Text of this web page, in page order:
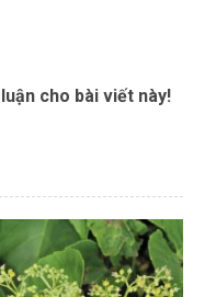
cho bài viết này!